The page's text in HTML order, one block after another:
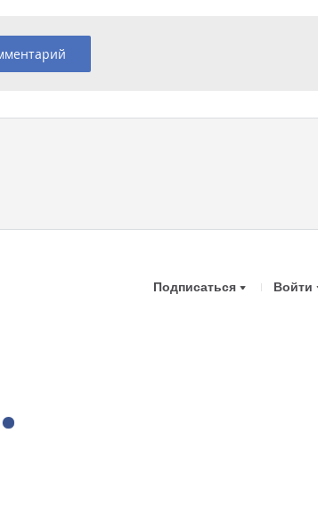
Подписаться Войти